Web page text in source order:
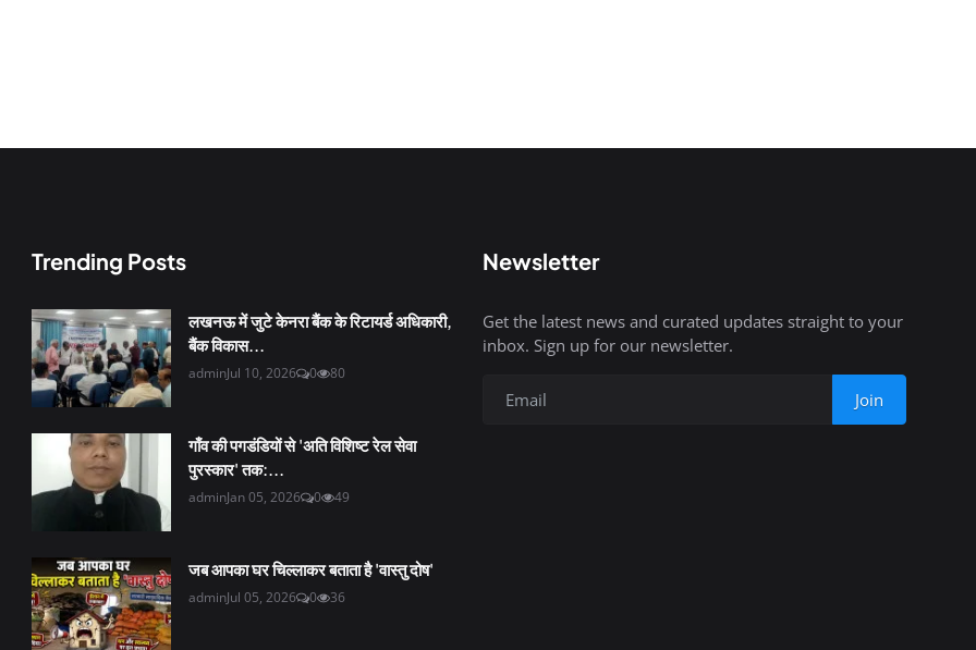
Trending Posts
लखनऊ में जुटे केनरा बैंक के रिटायर्ड अधिकारी,
बैंक विकास...
adminJul 10, 2026 0 80
गाँव की पगडंडियों से 'अति विशिष्ट रेल सेवा
पुरस्कार' तक:...
adminJan 05, 2026 0 49
जब आपका घर चिल्लाकर बताता है 'वास्तु दोष'
adminJul 05, 2026 0 36
Newsletter
Get the latest news and curated updates straight to your
inbox. Sign up for our newsletter.
Join